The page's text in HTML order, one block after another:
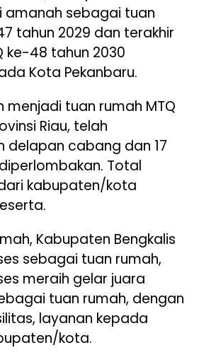
amanah sebagai tuan
tahun 2029 dan terakhir
ke-48 tahun 2030
Kota Pekanbaru.
menjadi tuan rumah MTQ
Riau, telah
delapan cabang dan 17
Total
kabupaten/kota
Kabupaten Bengkalis
sebagai tuan rumah,
meraih gelar juara
tuan rumah, dengan
layanan kepada
kota.